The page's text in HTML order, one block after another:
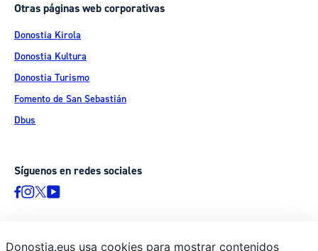
Otras páginas web corporativas
Donostia Kirola
Donostia Kultura
Donostia Turismo
Fomento de San Sebastián
Dbus
Síguenos en redes sociales
Donostia.eus usa cookies para mostrar contenidos